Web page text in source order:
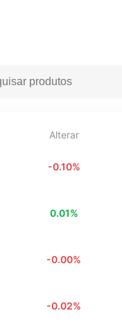
Alterar
-0.10%
0.01%
-0.00%
-0.02%